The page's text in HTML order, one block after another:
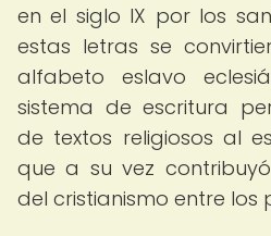
en el siglo IX por los
estas letras se
alfabeto eslavo
sistema de escritura
de textos religiosos al
que a su vez
del cristianismo entre los